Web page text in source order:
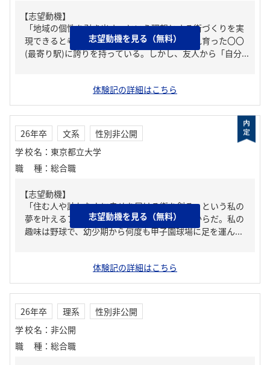
【志望動機】
「地域の個性を引き出す」という理想とする街づくりを実
現できると考え、貴社を志望した。私は生まれ育った〇〇
(最寄り駅)に誇りを持っている。しかし、友人から「自分...
体験記の詳細はこちら
志望動機を見る（無料）
26年卒 文系
性別非公開
学校名 ： 東京都立大学
職種 ： 総合職
【志望動機】
「住む人や訪れた人に幸せを届ける街を創る」という私の
夢を叶えるフィールドとして最適だと考えたからだ。私の
趣味は野球で、幼少期から何度も甲子園球場に足を運ん...
体験記の詳細はこちら
志望動機を見る（無料）
26年卒 理系
性別非公開
学校名 ： 非公開
職種 ： 総合職